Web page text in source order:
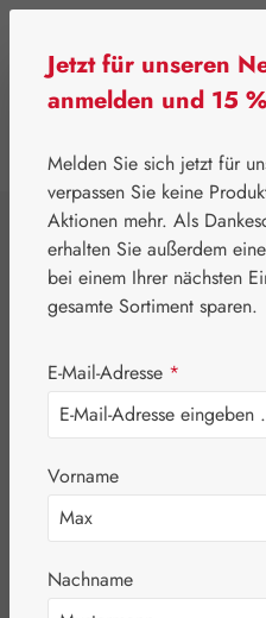
⌂ Gall
Lithium
Bildergalerie überspringen
Jetzt für unseren
anmelden und 15
Melden Sie sich jetzt für
verpassen Sie keine
Aktionen mehr. Als
erhalten Sie außerdem
bei einem Ihrer nächsten
gesamte Sortiment sparen.
E-Mail-Adresse *
Vorname
Nachname